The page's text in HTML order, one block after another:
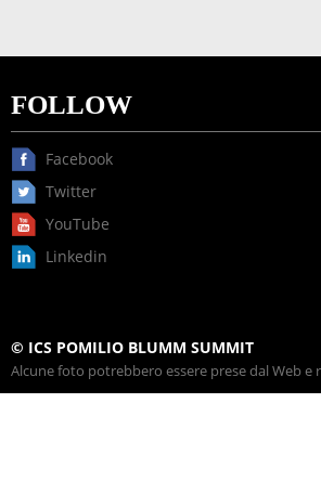
FOLLOW
Facebook
Twitter
YouTube
Linkedin
© ICS POMILIO BLUMM SUMMIT
Alcune foto potrebbero essere prese dal Web